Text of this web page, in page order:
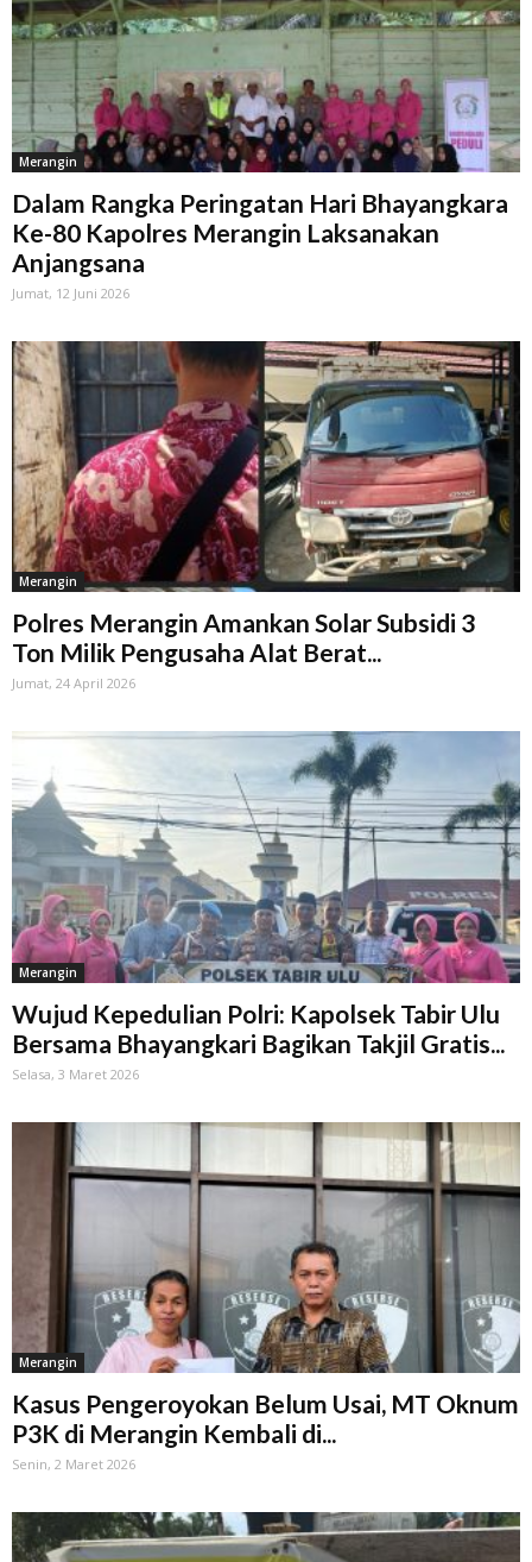
Merangin
Dalam Rangka Peringatan Hari Bhayangkara
Ke-80 Kapolres Merangin Laksanakan
Anjangsana
Jumat, 12 Juni 2026
Merangin
Polres Merangin Amankan Solar Subsidi 3
Ton Milik Pengusaha Alat Berat...
Jumat, 24 April 2026
Merangin
Wujud Kepedulian Polri: Kapolsek Tabir Ulu
Bersama Bhayangkari Bagikan Takjil Gratis...
Selasa, 3 Maret 2026
Merangin
Kasus Pengeroyokan Belum Usai, MT Oknum
P3K di Merangin Kembali di...
Senin, 2 Maret 2026